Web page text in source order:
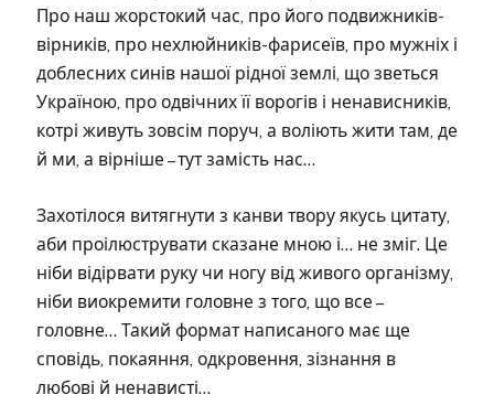
Про наш жорстокий час, про його подвижників-
вірників, про нехлюйників-фарисеїв, про мужніх і
доблесних синів нашої рідної землі, що зветься
Україною, про одвічних її ворогів і ненависників,
котрі живуть зовсім поруч, а воліють жити там, де
й ми, а вірніше – тут замість нас…
Захотілося витягнути з канви твору якусь цитату,
аби проілюструвати сказане мною і… не зміг. Це
ніби відірвати руку чи ногу від живого організму,
ніби виокремити головне з того, що все –
головне… Такий формат написаного має ще
сповідь, покаяння, одкровення, зізнання в
любові й ненависті…